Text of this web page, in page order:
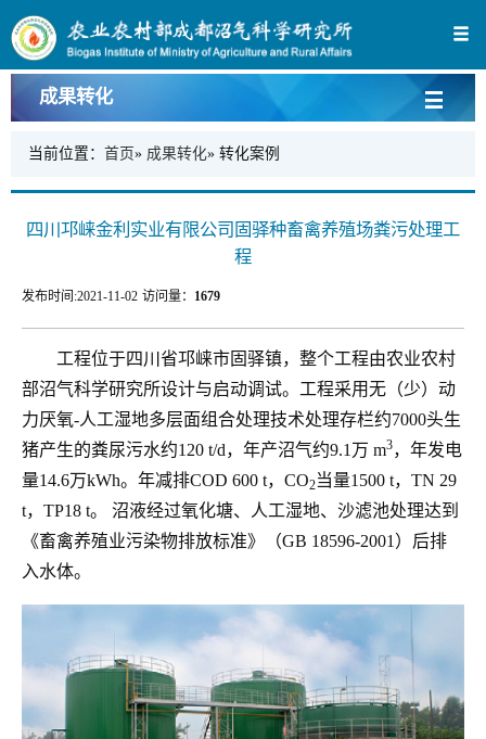
成果转化
当前位置： 首页» 成果转化» 转化案例
四川邛崃金利实业有限公司固驿种畜禽养殖场粪污处理工
程
发布时间:2021-11-02 访问量： 1679
工程位于四川省邛崃市固驿镇，整个工程由农业农村
部沼气科学研究所设计与启动调试。工程采用无（少）动
力厌氧-人工湿地多层面组合处理技术处理存栏约7000头生
猪产生的粪尿污水约120 t/d，年产沼气约9.1 万 m3，年发电
量14.6万kWh。年减排COD 600 t，CO2当量1500 t，TN 29
t，TP18 t。
沼液经过氧化塘、人工湿地、沙滤池处理达到
《畜禽养殖业污染物排放标准》（GB 18596-2001 ）后排
入水体。